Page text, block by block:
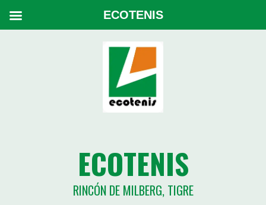
ECOTENIS
RINCÓN DE MILBERG, TIGRE
ECOTENIS